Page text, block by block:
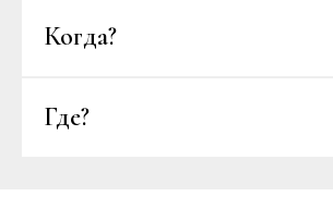
Когда?
Где?